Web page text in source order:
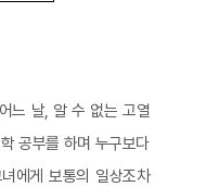
느 날, 알 수 없는 고열
공부를 하며 누구보다
에게 보통의 일상조차